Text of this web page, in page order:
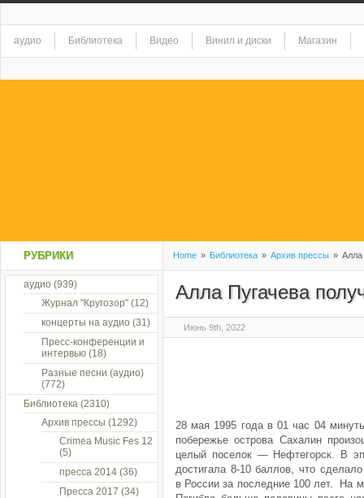
аудио Библиотека Видео Винил и диски Магазин
Home » Библиотека » Архив прессы » Алла
Алла Пугачева
Июнь 9th, 2022
28 мая 1995 года в 01 час 04
побережье острова Сахалин
целый поселок — Нефтегорск. В
достигала 8-10 баллов, что
в России за последние 100 лет. На
РУБРИКИ
аудио (939)
Журнал "Кругозор" (12)
концерты на аудио (31)
Пресс-конференции и
интервью (18)
Разные песни (аудио)
(772)
Библиотека (2310)
Архив прессы (1292)
Crimea Music Fes 12
(5)
пресса 2014 (36)
Пресса 2017 (34)